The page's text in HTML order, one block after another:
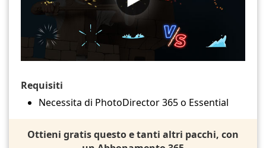
Requisiti
Necessita di PhotoDirector 365 o Essential
Ottieni gratis questo e tanti altri pacchi, con